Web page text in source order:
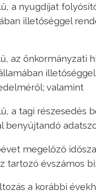
a nyugdíjat
illetőséggel
az önkormányzati
valamint
a tagi részesedés
benyújtandó
megelőző
tartozó évszámos
a korábbi